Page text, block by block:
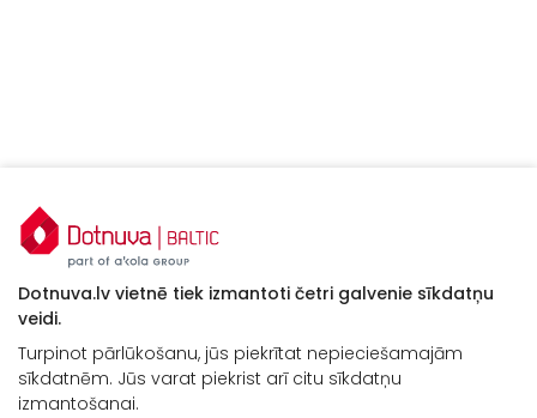
Dotnuva.lv vietnē tiek izmantoti četri galvenie sīkdatņu
veidi.
Turpinot pārlūkošanu, jūs piekrītat nepieciešamajām
sīkdatnēm. Jūs varat piekrist arī citu sīkdatņu
izmantošanai.